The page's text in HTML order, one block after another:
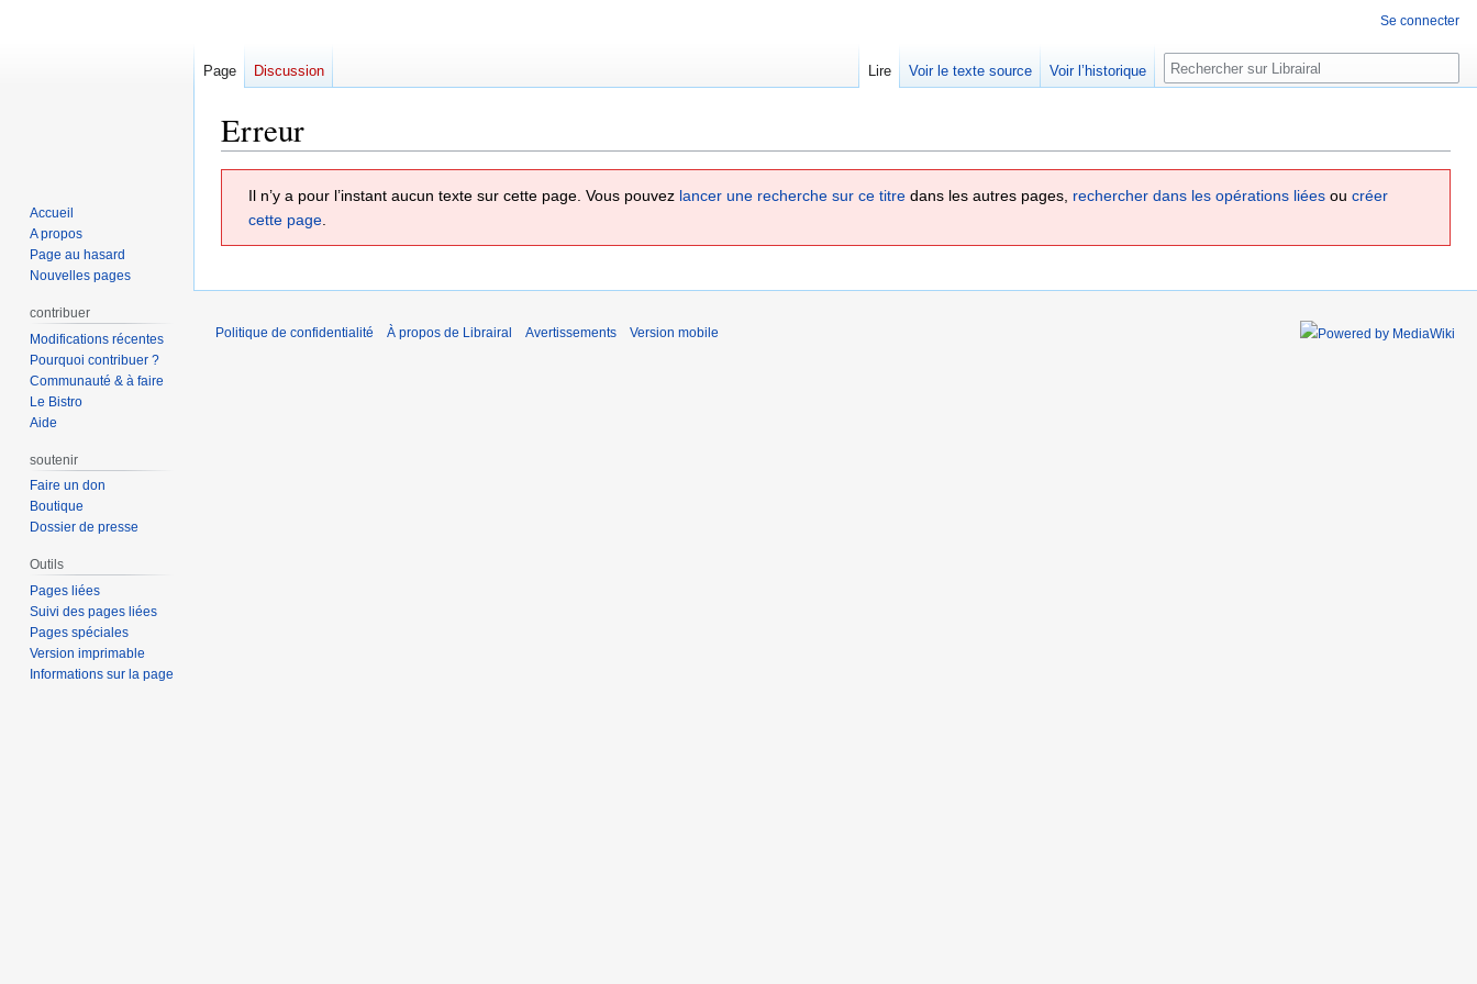
Erreur
Il n’y a pour l’instant aucun texte sur cette page. Vous pouvez lancer une recherche sur ce titre dans les autres pages, rechercher dans les opérations liées ou créer
cette page.
Se connecter
Page Discussion Lire Voir le texte source Voir l’historique Rechercher
Accueil
A propos
Page au hasard
Nouvelles pages
contribuer
Modifications récentes
Pourquoi contribuer ?
Communauté & à faire
Le Bistro
Aide
soutenir
Faire un don
Boutique
Dossier de presse
Outils
Pages liées
Suivi des pages liées
Pages spéciales
Version imprimable
Informations sur la page
Politique de confidentialité À propos de Librairal Avertissements Version mobile